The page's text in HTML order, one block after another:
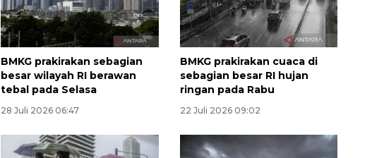
BMKG prakirakan sebagian
besar wilayah RI berawan
tebal pada Selasa
28 Juli 2026 06:47
BMKG prakirakan cuaca di
sebagian besar RI hujan
ringan pada Rabu
22 Juli 2026 09:02
160 ribu sambungan baru
jaringan gas 2026